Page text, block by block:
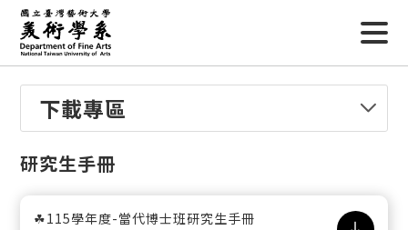
下載專區
研究生手冊
☘115學年度-當代博士班研究生手冊